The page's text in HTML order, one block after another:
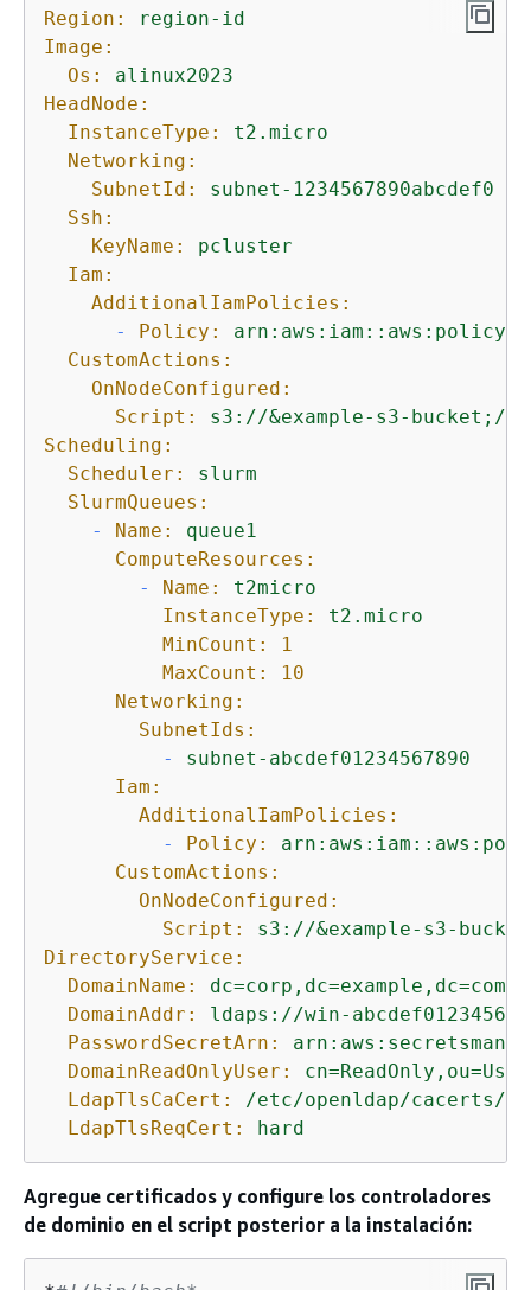
Region:
region-id
Image:
Os:
alinux2023
HeadNode:
InstanceType:
t2.micro
Networking:
SubnetId:
subnet-1234567890abcdef0
Ssh:
KeyName:
pcluster
Iam:
AdditionalIamPolicies:
-
Policy:
arn:aws:iam::aws:policy/
CustomActions:
OnNodeConfigured:
Script:
s3://&example-s3-bucket;/
Scheduling:
Scheduler:
slurm
SlurmQueues:
-
Name:
queue1
ComputeResources:
-
Name:
t2micro
InstanceType:
t2.micro
MinCount:
1
MaxCount:
10
Networking:
SubnetIds:
-
subnet-abcdef01234567890
Iam:
AdditionalIamPolicies:
-
Policy:
CustomActions:
OnNodeConfigured:
Script:
s3://&example-s3-
DirectoryService:
DomainName:
dc=corp,dc=example,dc=com
DomainAddr:
ldaps://win-
PasswordSecretArn:
DomainReadOnlyUser:
LdapTlsCaCert:
/etc/openldap/cacerts/
LdapTlsReqCert:
hard
Agregue certificados y configure los controladores
de dominio en el script posterior a la instalación: